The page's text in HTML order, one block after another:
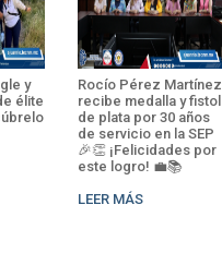
y
élite
Rocío Pérez Martínez
recibe medalla y fistol
de plata por 30 años
de servicio en la SEP
🎉👏 ¡Felicidades por
este logro! 💼📚
LEER MÁS